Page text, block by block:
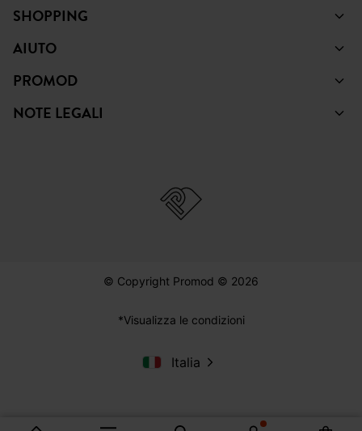
SHOPPING
AIUTO
PROMOD
NOTE LEGALI
© Copyright Promod © 2026
*Visualizza le condizioni
Italia